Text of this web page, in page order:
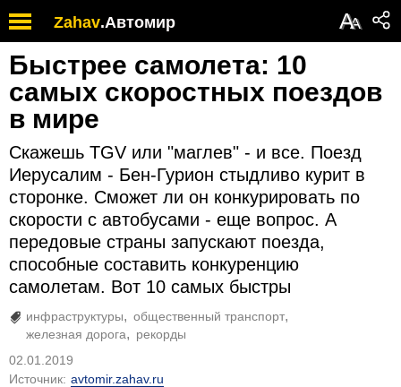
Zahav.Автомир АА
Быстрее самолета: 10
самых скоростных поездов
в мире
Скажешь TGV или "маглев" - и все. Поезд
Иерусалим - Бен-Гурион стыдливо курит в
сторонке. Сможет ли он конкурировать по
скорости с автобусами - еще вопрос. А
передовые страны запускают поезда,
способные составить конкуренцию
самолетам. Вот 10 самых быстры
инфраструктуры
общественный транспорт
железная дорога
рекорды
02.01.2019
Источник: avtomir.zahav.ru